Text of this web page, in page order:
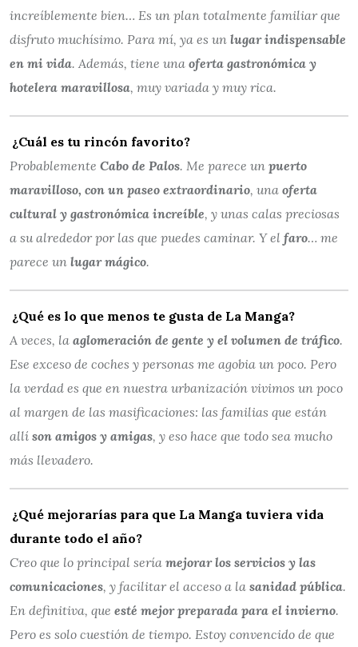
increíblemente bien… Es un plan totalmente familiar que
disfruto muchísimo. Para mí, ya es un lugar indispensable
en mi vida. Además, tiene una oferta gastronómica y
hotelera maravillosa, muy variada y muy rica.
¿Cuál es tu rincón favorito?
Probablemente Cabo de Palos. Me parece un puerto
maravilloso, con un paseo extraordinario, una oferta
cultural y gastronómica increíble, y unas calas preciosas
a su alrededor por las que puedes caminar. Y el faro… me
parece un lugar mágico.
¿Qué es lo que menos te gusta de La Manga?
A veces, la aglomeración de gente y el volumen de tráfico.
Ese exceso de coches y personas me agobia un poco. Pero
la verdad es que en nuestra urbanización vivimos un poco
al margen de las masificaciones: las familias que están
allí son amigos y amigas, y eso hace que todo sea mucho
más llevadero.
¿Qué mejorarías para que La Manga tuviera vida
durante todo el año?
Creo que lo principal sería mejorar los servicios y las
comunicaciones, y facilitar el acceso a la sanidad pública.
En definitiva, que esté mejor preparada para el invierno.
Pero es solo cuestión de tiempo. Estoy convencido de que